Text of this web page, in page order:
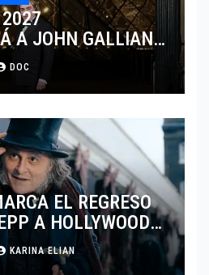
A JOHN GALLIANO
DEL REY
DOC
EL REGRESO
A HOLLYWOOD
POR EL CINE
EUROPEO
KARINA ELIAN